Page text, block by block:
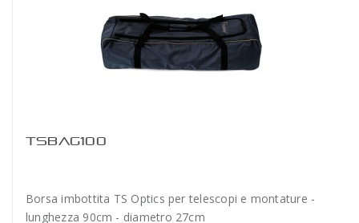
TSBAG100
Borsa imbottita TS Optics per telescopi e montature -
lunghezza 90cm - diametro 27cm